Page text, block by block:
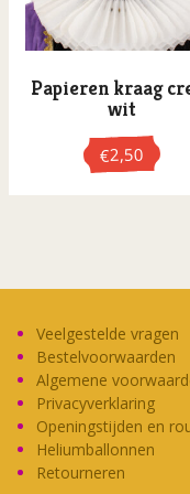
Papieren kraag
wit
€2,50
Veelgestelde vragen
Bestelvoorwaarden
Algemene
Privacyverklaring
Openingstijden en
Heliumballonnen
Retourneren